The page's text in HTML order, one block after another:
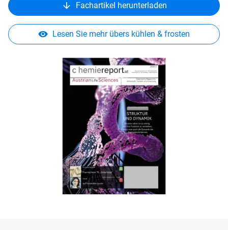
Fachartikel herunterladen
Lesen Sie mehr übers kühlen & frosten